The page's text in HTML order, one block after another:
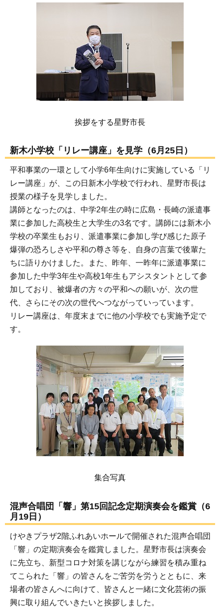
挨拶をする星野市長
新木小学校「リレー講座」を見学（6月25日）
平和事業の一環として小学6年生向けに実施している「リ
レー講座」が、この日新木小学校で行われ、星野市長は
授業の様子を見学しました。
講師となったのは、中学2年生の時に広島・長崎の派遣事
業に参加した高校生と大学生の3名です。講師には新木小
学校の卒業生もおり、派遣事業に参加し学び感じた原子
爆弾の恐ろしさや平和の尊さ等を、自身の言葉で後輩た
ちに語りかけました。また、昨年、一昨年に派遣事業に
参加した中学3年生や高校1年生もアシスタントとして参
加しており、被爆者の方々の平和への願いが、次の世
代、さらにその次の世代へつながっていっています。
リレー講座は、年度末までに他の小学校でも実施予定で
す。
集合写真
混声合唱団「響」第15回記念定期演奏会を鑑賞（6
月19日）
けやきプラザ2階ふれあいホールで開催された混声合唱団
「響」の定期演奏会を鑑賞しました。星野市長は演奏会
に先立ち、新型コロナ対策を講じながら練習を積み重ね
てこられた「響」の皆さんをご苦労を労うとともに、来
場者の皆さんへに向けて、皆さんと一緒に文化芸術の振
興に取り組んでいきたいと挨拶しました。